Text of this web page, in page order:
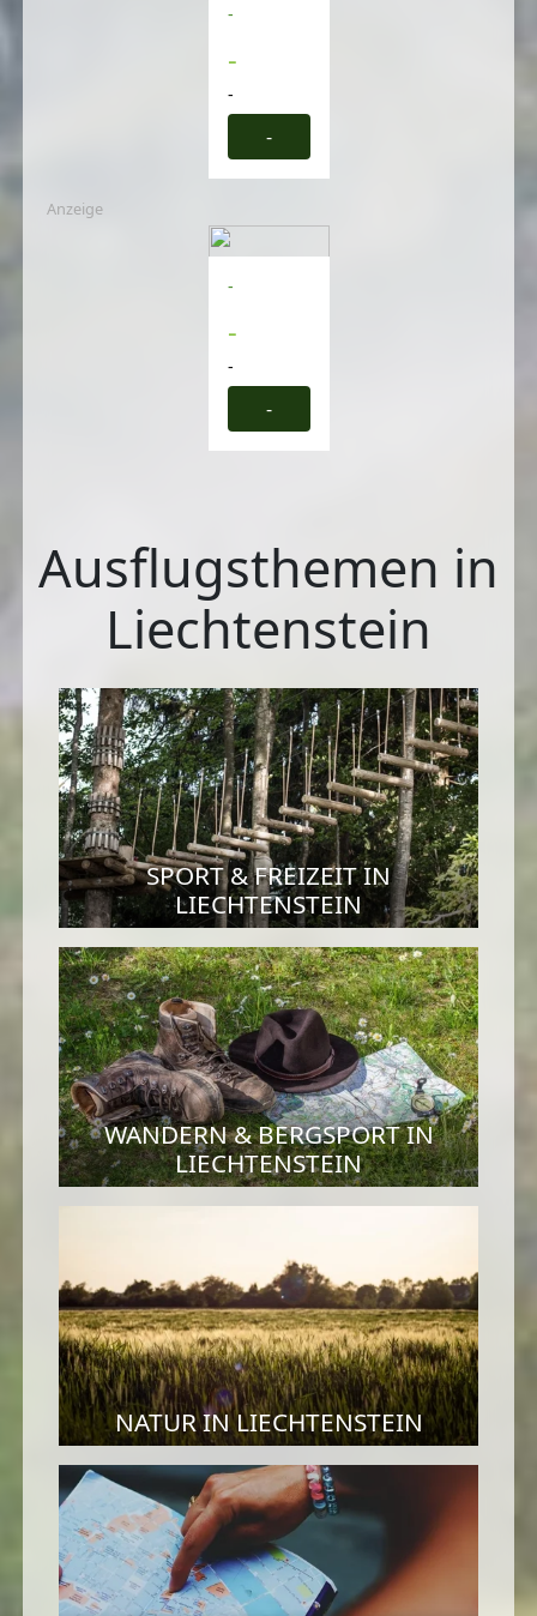
-
-
-
-
Anzeige
-
-
-
-
Ausflugsthemen in
Liechtenstein
SPORT & FREIZEIT IN
LIECHTENSTEIN
WANDERN & BERGSPORT IN
LIECHTENSTEIN
NATUR IN LIECHTENSTEIN